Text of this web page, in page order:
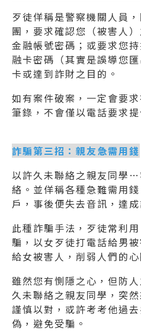
歹徒佯稱是警察機關人員
團，要求確認您（被害人
金融帳號密碼；或要求您
融卡密碼（其實是誤導您
卡或達到詐財之目的。
如有案件破案，一定會要
筆錄，不會僅以電話要求提
詐騙第三招：親友急需用錢
以許久未聯絡之親友同學
絡。並佯稱各種急難需用
戶，事後便失去音訊，達
此種詐騙手法，歹徒常利
騙，以女歹徒打電話給男
給女被害人，削弱人們的
雖然您有惻隱之心，但防
久未聯絡之親友同學，突
謹慎以對，或許考考他過
偽，避免受騙。